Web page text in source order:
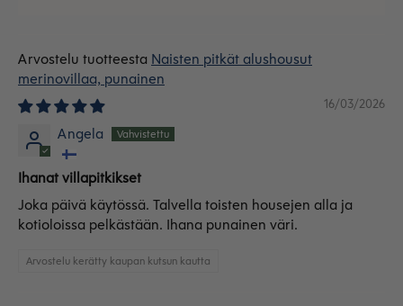
Naisten pitkät alushousut
merinovillaa, punainen
16/03/2026
Angela
Ihanat villapitkikset
Joka päivä käytössä. Talvella toisten housejen alla ja
kotioloissa pelkästään. Ihana punainen väri.
Arvostelu kerätty kaupan kutsun kautta